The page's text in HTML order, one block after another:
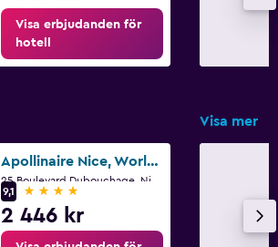
Visa erbjudanden för
hotell
Visa mer
Apollinaire Nice, WorldHotels Distinctive
9,1
4 stjärnor
2 446 kr